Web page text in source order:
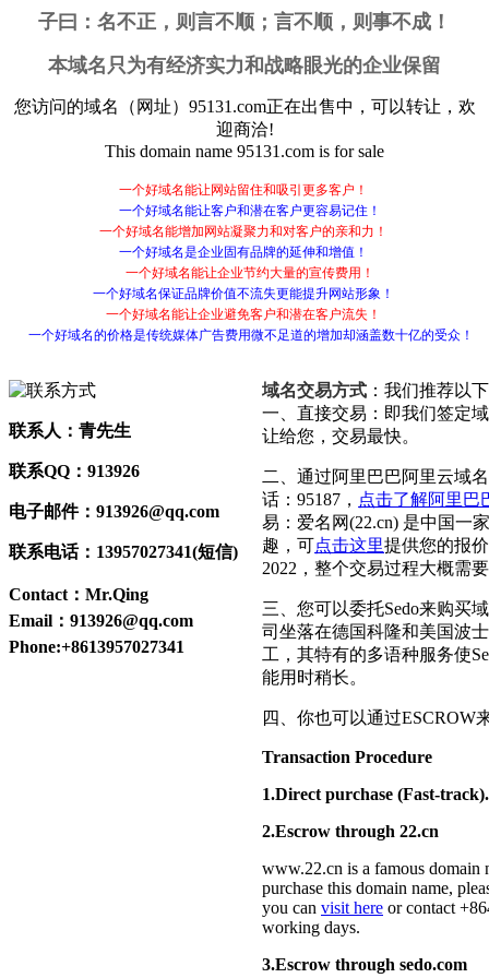
子曰： 名不正，则言不顺；言不顺，则事不成！
本域名只为有经济实力和战略眼光的企业保留
您访问的域名（网址） 95131.com正在出售中，可以转让，欢
迎商洽!
This domain name 95131.com is for sale
一个好域名能让网站留住和吸引更多客户！
一个好域名能让客户和潜在客户更容易记住！
一个好域名能增加网站凝聚力和对客户的亲和力！
一个好域名是企业固有品牌的延伸和增值！
一个好域名能让企业节约大量的宣传费用！
一个好域名保证品牌价值不流失更能提升网站形象！
一个好域名能让企业避免客户和潜在客户流失！
一个好域名的价格是传统媒体广告费用微不足道的增加却涵盖数十亿的受众！
联系人：青先生
联系QQ：913926
电子邮件：913926@qq.com
联系电话：13957027341(短信)
Contact：Mr.Qing
Email：913926@qq.com
Phone:+8613957027341
域名交易方式 ：我们推荐以
一、直接交易：即我们签定
让给您，交易最快。
二、通过阿里巴巴阿里云域
话：95187， 点击了解阿里巴
易：爱名网(22.cn) 是中国一
趣，可点击这里提供您的报
2022，整个交易过程大概需
三、您可以委托Sedo来购买
司坐落在德国科隆和美国波
工，其特有的多语种服务使
能用时稍长。
四、你也可以通过ESCROW
Transaction Procedure
1.Direct purchase (Fast-track).
2.Escrow through 22.cn
www.22.cn is a famous
purchase this domain name,
you can visit here or contact
working days.
3.Escrow through sedo.com